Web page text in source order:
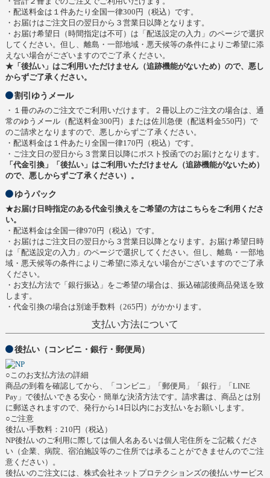
・配送料金は１件あたり全国一律300円（税込）です。
・お届けはご注文日の翌日から３営業日以降となります。
・お届け希望日（時間指定は不可）は「配送設定の入力」のページで選択
してください。但し、離島・一部地域・悪天候等の条件によりご希望に添
えない場合がございますのでご了承ください。
★「後払い」はご利用いただけません（追跡機能がないため）ので、悪し
からずご了承ください。
割引ゆうメール
・１冊のみのご注文でご利用いだけます。２冊以上のご注文の場合は、通
常のゆうメール（配送料金300円）または佐川急便（配送料金550円）で
のご請求となりますので、悪しからずご了承ください。
・配送料金は１件あたり全国一律170円（税込）です。
・ご注文日の翌日から３営業日以降にポスト投函でのお届けとなります。
「代金引換」「後払い」はご利用いただけません（追跡機能がないため）
ので、悪しからずご了承ください）。
ゆうパック
★お届け日時指定のある代金引換えをご希望の方はこちらをご利用くださ
い。
・配送料金は全国一律970円（税込）です。
・お届けはご注文日の翌日から３営業日以降となります。お届け希望日時
は「配送設定の入力」のページで選択してください。但し、離島・一部地
域・悪天候等の条件によりご希望に添えない場合がございますのでご了承
ください。
・お支払方法で「銀行振込」をご希望の場合は、振込確認後商品発送を致
します。
・代金引換の場合は別途手数料（265円）がかかります。
支払い方法について
後払い（コンビニ・銀行・郵便局）
○このお支払方法の詳細
商品の到着を確認してから、「コンビニ」「郵便局」「銀行」「LINE
Pay」で後払いできる安心・簡単な決済方法です。請求書は、商品とは別
に郵送されますので、発行から14日以内にお支払いをお願いします。
○ご注意
後払い手数料：210円（税込）
NP後払いのご利用に際しては個人名あるいは個人宅住所をご記載くださ
い（企業、病院、宿泊施設等のご住所では承ることができませんのでご注
意ください）。
後払いのご注文には、株式会社ネットプロテクションズの後払いサービス